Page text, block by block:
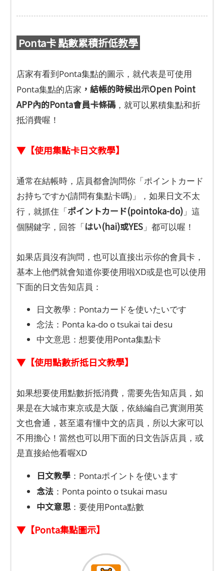
Ponta卡 點數累積折低教學
店家有看到Ponta集點的圖示，就代表是可使用
Ponta集點的店家 ，結帳的時候出示Open Point
APP內的Ponta會員卡條碼 ，就可以累積集點和折
抵消費喔！
▼【使用集點卡日文教學】
通常在結帳時，店員都會詢問你「ポイントカード
お持ちですか(請問有集點卡嗎)」，如果日文不太
行，就抓住「ポイントカード(pointoka-do) 」這
個關鍵字，回答「はい(hai)或YES 」都可以喔！
如果店員沒有詢問，也可以直接出示你的會員卡，
基本上他們就會知道你要使用啦XD或是也可以使用
下面的日文告知店員：
日文教學：Pontaカードを使いたいです
念法：Ponta ka-do o tsukai tai desu
中文意思：想要使用Ponta集點卡
▼【使用點數折抵日文教學】
如果想要使用點數折抵消費，需要先告知店員，如
果是在大城市東京或是大阪，依絲編自己實測用英
文也會通，甚至還有懂中文的店員，所以大家可以
不用擔心！當然也可以用下面的日文告訴店員，或
是直接給他看喔XD
日文教學 ：Pontaポイントを使います
念法 ：Ponta pointo o tsukai masu
中文意思：要使用Ponta點數
▼【Ponta集點圖示】